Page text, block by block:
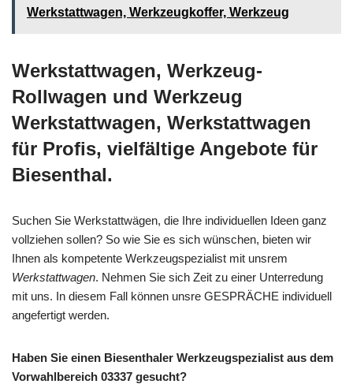
Werkstattwagen, Werkzeugkoffer, Werkzeug
Werkstattwagen, Werkzeug-
Rollwagen und Werkzeug
Werkstattwagen, Werkstattwagen
für Profis, vielfältige Angebote für
Biesenthal.
Suchen Sie Werkstattwägen, die Ihre individuellen Ideen ganz
vollziehen sollen? So wie Sie es sich wünschen, bieten wir
Ihnen als kompetente Werkzeugspezialist mit unsrem
Werkstattwagen. Nehmen Sie sich Zeit zu einer Unterredung
mit uns. In diesem Fall können unsre GESPRÄCHE individuell
angefertigt werden.
Haben Sie einen Biesenthaler Werkzeugspezialist aus dem
Vorwahlbereich 03337 gesucht?